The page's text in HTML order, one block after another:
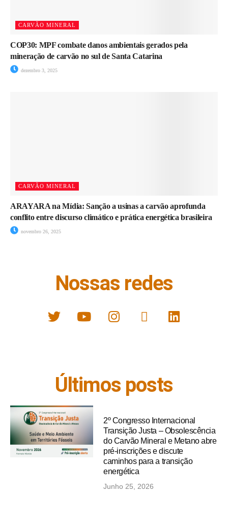
CARVÃO MINERAL
COP30: MPF combate danos ambientais gerados pela
mineração de carvão no sul de Santa Catarina
dezembro 3, 2025
CARVÃO MINERAL
ARAYARA na Mídia: Sanção a usinas a carvão aprofunda
conflito entre discurso climático e prática energética brasileira
novembro 26, 2025
Nossas redes
Últimos posts
2º Congresso Internacional
Transição Justa – Obsolescência
do Carvão Mineral e Metano abre
pré-inscrições e discute
caminhos para a transição
energética
Junho 25, 2026